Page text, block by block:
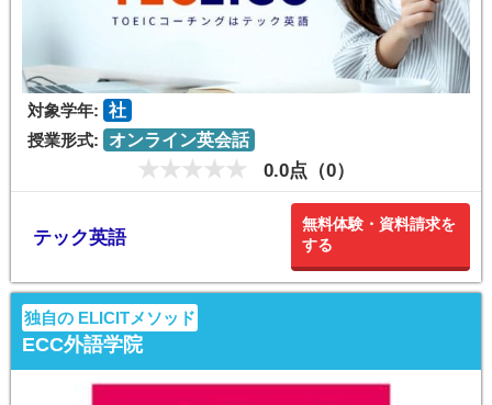
対象学年: 社
授業形式:
オンライン英会話
0.0点（0）
テック英語
無料体験・資料請求を
する
独自の ELICITメソッド
ECC外語学院